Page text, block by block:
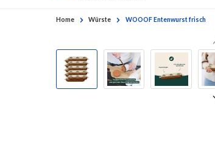
Home Würste WOOOF Entenwurst frisch